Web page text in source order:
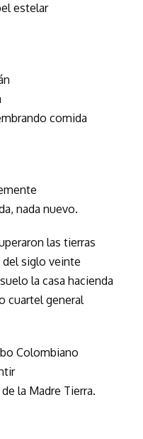
estelar
comida
nada nuevo.
las tierras
siglo veinte
la casa hacienda
cuartel general
Colombiano
la Madre Tierra.